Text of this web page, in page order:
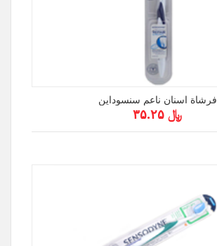
فرشاة اسنان ناعم سنسوداين
﷼ ۳۵.۲۵